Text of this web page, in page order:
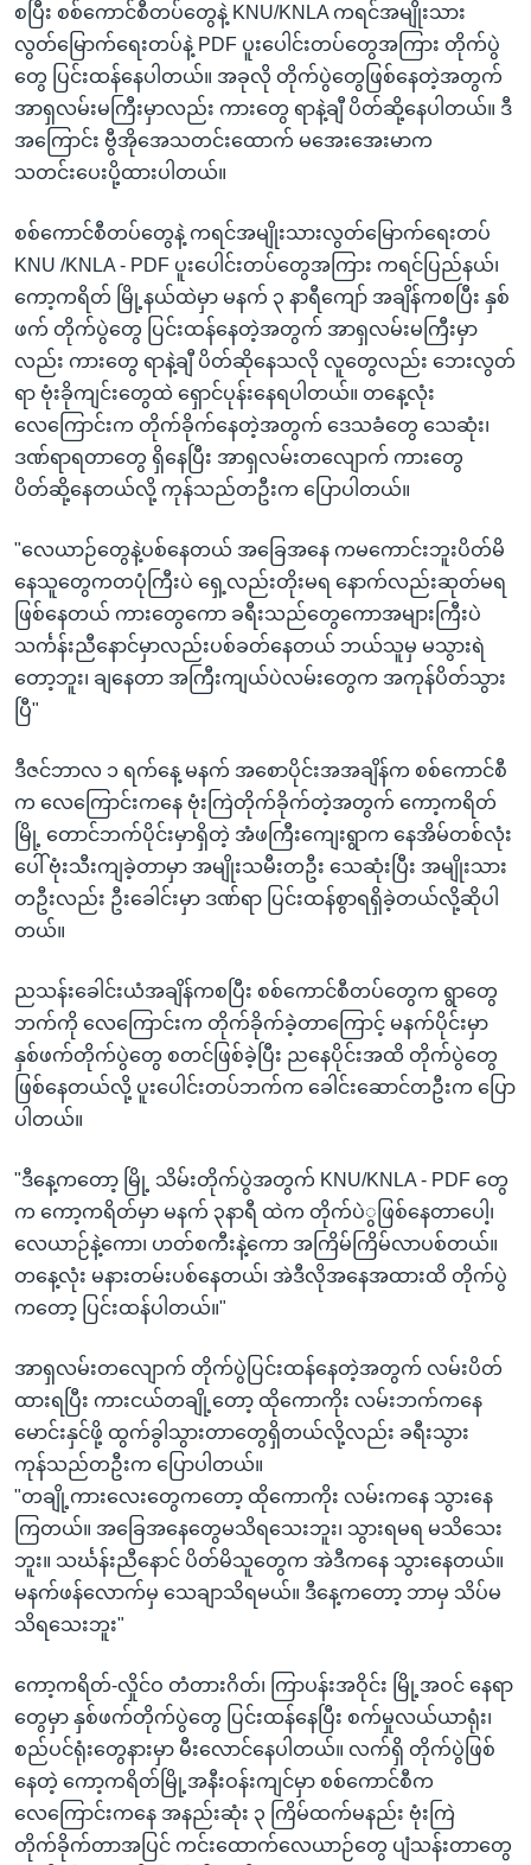
ကျော်
ရန်
စပြီး စစ်ကောင်စီတပ်တွေနဲ့ KNU/KNLA ကရင်အမျိုးသား
လွတ်မြောက်ရေးတပ်နဲ့ PDF ပူးပေါင်းတပ်တွေအကြား တိုက်ပွဲ
တွေ ပြင်းထန်နေပါတယ်။ အခုလို တိုက်ပွဲတွေဖြစ်နေတဲ့အတွက်
အာရှလမ်းမကြီးမှာလည်း ကားတွေ ရာနဲ့ချီ ပိတ်ဆို့နေပါတယ်။ ဒီ
အကြောင်း ဗွီအိုအေသတင်းထောက် မအေးအေးမာက
သတင်းပေးပို့ထားပါတယ်။
စစ်ကောင်စီတပ်တွေနဲ့ ကရင်အမျိုးသားလွတ်မြောက်ရေးတပ်
KNU /KNLA - PDF ပူးပေါင်းတပ်တွေအကြား ကရင်ပြည်နယ်၊
ကော့ကရိတ် မြို့နယ်ထဲမှာ မနက် ၃ နာရီကျော် အချိန်ကစပြီး နှစ်
ဖက် တိုက်ပွဲတွေ ပြင်းထန်နေတဲ့အတွက် အာရှလမ်းမကြီးမှာ
လည်း ကားတွေ ရာနဲ့ချီ ပိတ်ဆိုနေသလို လူတွေလည်း ဘေးလွတ်
ရာ ဗုံးခိုကျင်းတွေထဲ ရှောင်ပုန်းနေရပါတယ်။ တနေ့လုံး
လေကြောင်းက တိုက်ခိုက်နေတဲ့အတွက် ဒေသခံတွေ သေဆုံး၊
ဒဏ်ရာရတာတွေ ရှိနေပြီး အာရှလမ်းတလျောက် ကားတွေ
ပိတ်ဆို့နေတယ်လို့ ကုန်သည်တဦးက ပြောပါတယ်။
"လေယာဉ်တွေနဲ့ပစ်နေတယ် အခြေအနေ ကမကောင်းဘူးပိတ်မိ
နေသူတွေကတပုံကြီးပဲ ရှေ့လည်းတိုးမရ နောက်လည်းဆုတ်မရ
ဖြစ်နေတယ် ကားတွေကော ခရီးသည်တွေကောအများကြီးပဲ
သင်္ကန်းညီနောင်မှာလည်းပစ်ခတ်နေတယ် ဘယ်သူမှ မသွားရဲ
တော့ဘူး၊ ချနေတာ အကြီးကျယ်ပဲလမ်းတွေက အကုန်ပိတ်သွား
ပြီ"
ဒီဇင်ဘာလ ၁ ရက်နေ့ မနက် အစောပိုင်းအအချိန်က စစ်ကောင်စီ
က လေကြောင်းကနေ ဗုံးကြဲတိုက်ခိုက်တဲ့အတွက် ကော့ကရိတ်
မြို့ တောင်ဘက်ပိုင်းမှာရှိတဲ့ အံဖကြီးကျေးရွာက နေအိမ်တစ်လုံး
ပေါ် ဗုံးသီးကျခဲ့တာမှာ အမျိုးသမီးတဦး သေဆုံးပြီး အမျိုးသား
တဦးလည်း ဦးခေါင်းမှာ ဒဏ်ရာ ပြင်းထန်စွာရရှိခဲ့တယ်လို့ဆိုပါ
တယ်။
ညသန်းခေါင်းယံအချိန်ကစပြီး စစ်ကောင်စီတပ်တွေက ရွာတွေ
ဘက်ကို လေကြောင်းက တိုက်ခိုက်ခဲ့တာကြောင့် မနက်ပိုင်းမှာ
နှစ်ဖက်တိုက်ပွဲတွေ စတင်ဖြစ်ခဲ့ပြီး ညနေပိုင်းအထိ တိုက်ပွဲတွေ
ဖြစ်နေတယ်လို့ ပူးပေါင်းတပ်ဘက်က ခေါင်းဆောင်တဦးက ပြော
ပါတယ်။
"ဒီနေ့ကတော့ မြို့ သိမ်းတိုက်ပွဲအတွက် KNU/KNLA - PDF တွေ
က ကော့ကရိတ်မှာ မနက် ၃နာရီ ထဲက တိုက်ပဲွဖြစ်နေတာပေါ့၊
လေယာဉ်နဲ့ကော၊ ဟတ်စကီးနဲ့ကော အကြိမ်ကြိမ်လာပစ်တယ်။
တနေ့လုံး မနားတမ်းပစ်နေတယ်၊ အဲဒီလိုအနေအထားထိ တိုက်ပွဲ
ကတော့ ပြင်းထန်ပါတယ်။"
အာရှလမ်းတလျောက် တိုက်ပွဲပြင်းထန်နေတဲ့အတွက် လမ်းပိတ်
ထားရပြီး ကားငယ်တချို့တော့ ထိုကောကိုး လမ်းဘက်ကနေ
မောင်းနှင်ဖို့ ထွက်ခွါသွားတာတွေရှိတယ်လို့လည်း ခရီးသွား
ကုန်သည်တဦးက ပြောပါတယ်။
"တချို့ကားလေးတွေကတော့ ထိုကောကိုး လမ်းကနေ သွားနေ
ကြတယ်။ အခြေအနေတွေမသိရသေးဘူး၊ သွားရမရ မသိသေး
ဘူး။ သင်္ဃန်းညီနောင် ပိတ်မိသူတွေက အဲဒီကနေ သွားနေတယ်။
မနက်ဖန်လောက်မှ သေချာသိရမယ်။ ဒီနေ့ကတော့ ဘာမှ သိပ်မ
သိရသေးဘူး"
ကော့ကရိတ်-လှိုင်ဝ တံတားဂိတ်၊ ကြာပန်းအဝိုင်း မြို့အဝင် နေရာ
တွေမှာ နှစ်ဖက်တိုက်ပွဲတွေ ပြင်းထန်နေပြီး စက်မှုလယ်ယာရုံး၊
စည်ပင်ရုံးတွေနားမှာ မီးလောင်နေပါတယ်။ လက်ရှိ တိုက်ပွဲဖြစ်
နေတဲ့ ကော့ကရိတ်မြို့အနီးဝန်းကျင်မှာ စစ်ကောင်စီက
လေကြောင်းကနေ အနည်းဆုံး ၃ ကြိမ်ထက်မနည်း ဗုံးကြဲ
တိုက်ခိုက်တာအပြင် ကင်းထောက်လေယာဉ်တွေ ပျံသန်းတာတွေ